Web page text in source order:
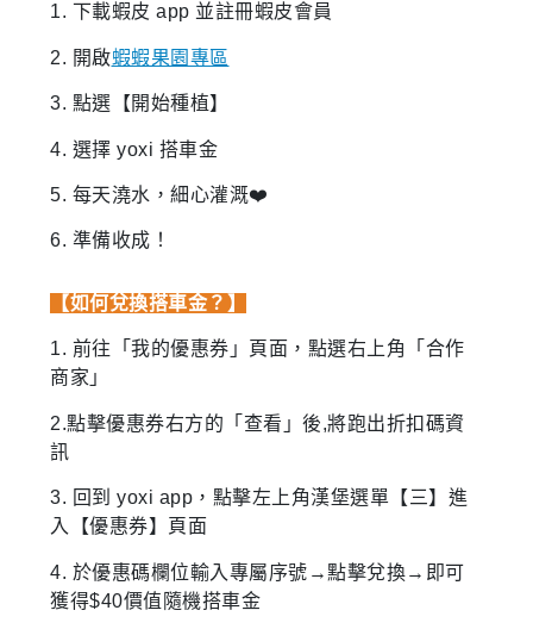
1. 下載蝦皮 app 並註冊蝦皮會員
2. 開啟蝦蝦果園專區
3. 點選【開始種植】
4. 選擇 yoxi 搭車金
5. 每天澆水，細心灌溉❤️
6. 準備收成！
【如何兌換搭車金？】
1. 前往「我的優惠券」頁面，點選右上角「合作
商家」
2.點擊優惠券右方的「查看」後,將跑出折扣碼資
訊
3. 回到 yoxi app，點擊左上角漢堡選單【三】進
入【優惠券】頁面
4. 於優惠碼欄位輸入專屬序號→點擊兌換→即可
獲得$40價值隨機搭車金